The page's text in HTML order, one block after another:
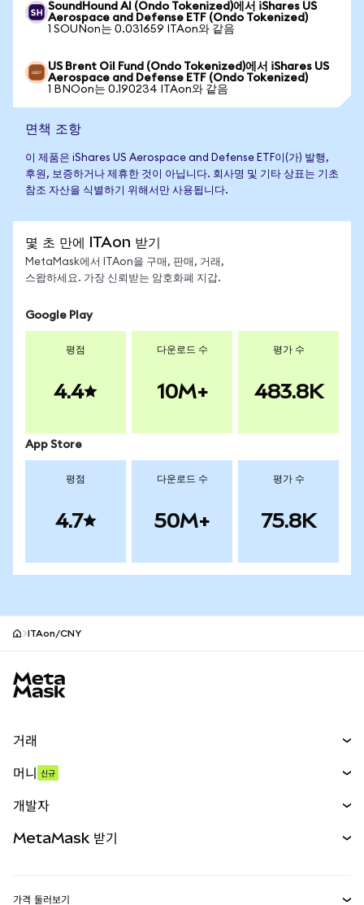
SoundHound AI (Ondo Tokenized)에서 iShares US
Aerospace and Defense ETF (Ondo Tokenized)
1 SOUNon는 0.031659 ITAon와 같음
US Brent Oil Fund (Ondo Tokenized)에서 iShares US
Aerospace and Defense ETF (Ondo Tokenized)
1 BNOon는 0.190234 ITAon와 같음
면책 조항
이 제품은 iShares US Aerospace and Defense ETF이(가) 발행,
후원, 보증하거나 제휴한 것이 아닙니다. 회사명 및 기타 상표는 기초
참조 자산을 식별하기 위해서만 사용됩니다.
몇 초 만에 ITAon 받기
MetaMask에서 ITAon을 구매, 판매, 거래,
스왑하세요. 가장 신뢰받는 암호화폐 지갑.
Google Play
평점
4.4
다운로드 수
10M+
평가 수
483.8K
App Store
평점
4.7
다운로드 수
50M+
평가 수
75.8K
ITAon/CNY
거래
무기한 선물
실물자산
머니 신규
개발자
MetaMask 받기
가격 둘러보기